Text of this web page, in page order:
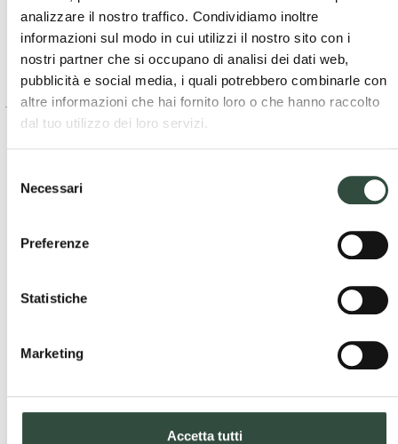
analizzare il nostro traffico. Condividiamo inoltre
informazioni sul modo in cui utilizzi il nostro sito con i
nostri partner che si occupano di analisi dei dati web,
pubblicità e social media, i quali potrebbero combinarle con
altre informazioni che hai fornito loro o che hanno raccolto
dal tuo utilizzo dei loro servizi.
delNecessari
Preferenze
Statistiche
Marketing
Accetta tutti
– Segreteria Tecnica
Allegati
Webinar_4_Dicembre_2024_Programma Download
Cerca
Ordini Professionali e Enti Locali – Pubblicato il
“Quaderno delle buone pratiche” della Provincia di
Pavia